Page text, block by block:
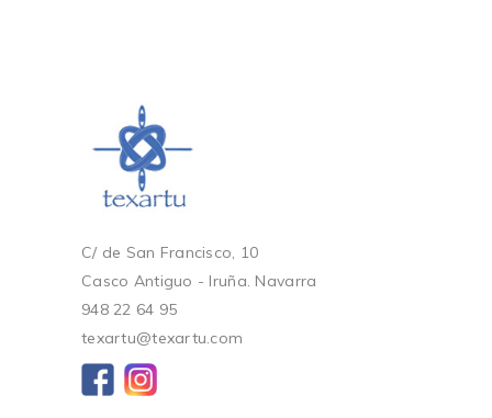
C/ de San Francisco, 10
Casco Antiguo - Iruña. Navarra
948 22 64 95
texartu@texartu.com